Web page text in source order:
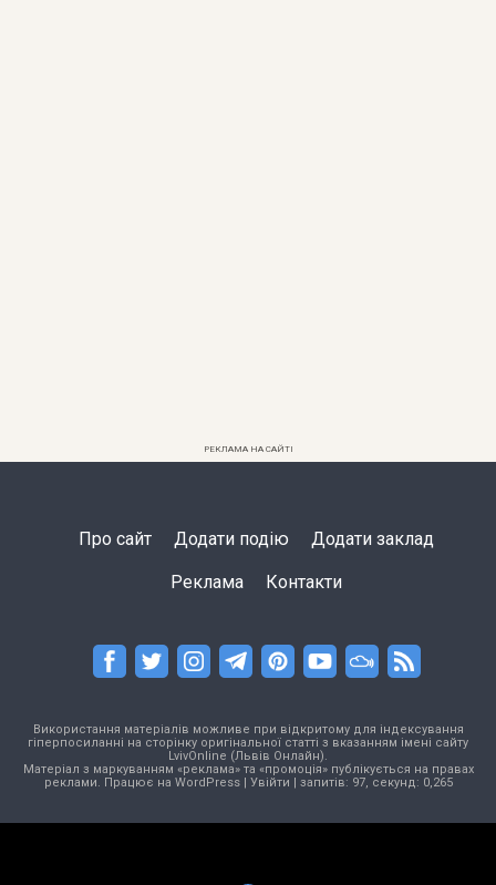
РЕКЛАМА НА САЙТІ
Про сайт Додати подію Додати заклад
Реклама Контакти
Використання матеріалів можливе при відкритому для індексування
гіперпосиланні на сторінку оригінальної статті з вказанням імені сайту
LvivOnline (Львів Онлайн).
Матеріал з маркуванням «реклама» та «промоція» публікується на правах
реклами. Працює на WordPress| Увійти | запитів: 97, секунд: 0,265